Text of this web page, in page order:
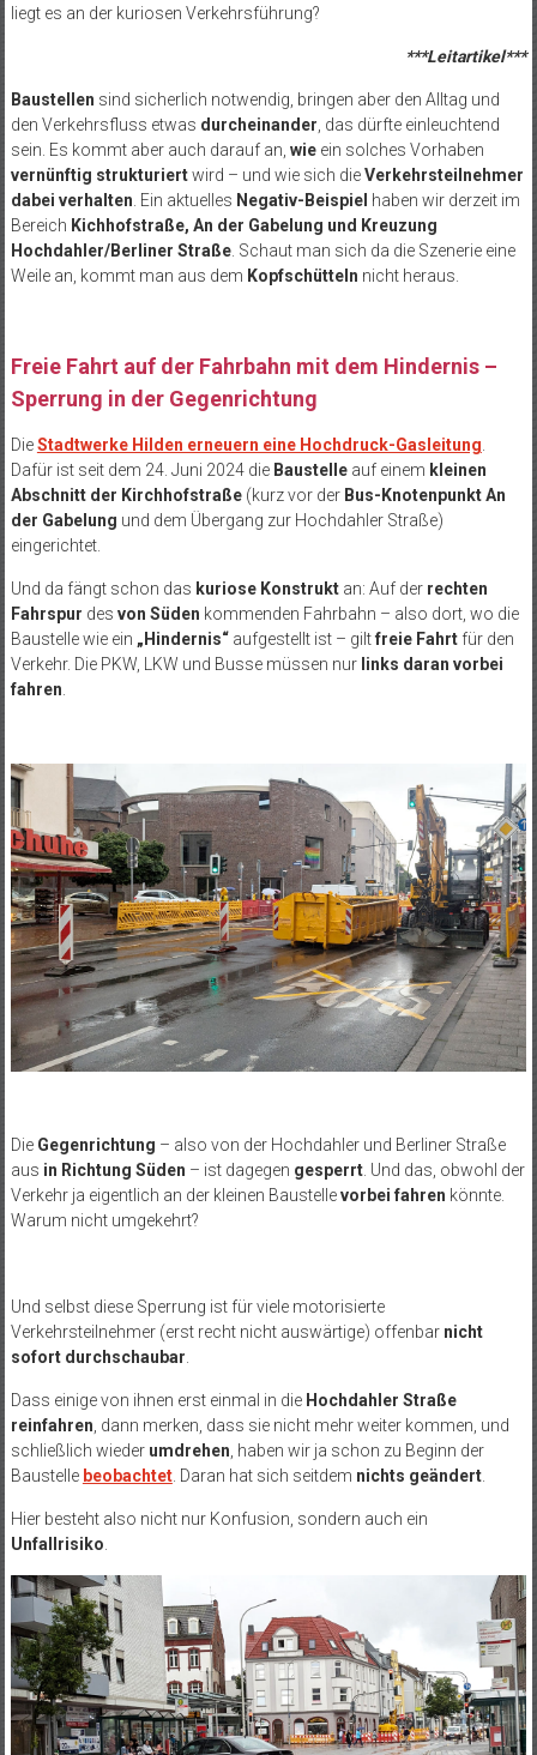
liegt es an der kuriosen Verkehrsführung?
***Leitartikel***
Baustellen sind sicherlich notwendig, bringen aber den Alltag und
den Verkehrsfluss etwas durcheinander, das dürfte einleuchtend
sein. Es kommt aber auch darauf an, wieein solches Vorhaben
vernünftig strukturiertwird – und wie sich dieVerkehrsteilnehmer
dabei verhalten. Ein aktuelles Negativ-Beispiel haben wir derzeit im
Bereich Kichhofstraße, An der Gabelung und Kreuzung
Hochdahler/Berliner Straße. Schaut man sich da die Szenerie eine
Weile an, kommt man aus dem Kopfschütteln nicht heraus.
Freie Fahrt auf der Fahrbahn mit dem Hindernis –
Sperrung in der Gegenrichtung
DieStadtwerke Hilden erneuern eine Hochdruck-Gasleitung.
Dafür ist seit dem 24. Juni 2024 die Baustelleauf einem kleinen
Abschnitt der Kirchhofstraße(kurz vor der Bus-Knotenpunkt An
der Gabelung und dem Übergang zur Hochdahler Straße)
eingerichtet.
Und da fängt schon das kuriose Konstruktan: Auf der rechten
Fahrspur des von Süden kommenden Fahrbahn – also dort, wo die
Baustelle wie ein „Hindernis“aufgestellt ist – giltfreie Fahrtfür den
Verkehr. Die PKW, LKW und Busse müssen nur links daran vorbei
fahren.
Die Gegenrichtung – also von der Hochdahler und Berliner Straße
aus in Richtung Süden – ist dagegen gesperrt. Und das, obwohl der
Verkehr ja eigentlich an der kleinen Baustellevorbei fahren könnte.
Warum nicht umgekehrt?
Und selbst diese Sperrung ist für viele motorisierte
Verkehrsteilnehmer (erst recht nicht auswärtige) offenbar nicht
sofort durchschaubar.
Dass einige von ihnen erst einmal in die Hochdahler Straße
reinfahren, dann merken, dass sie nicht mehr weiter kommen, und
schließlich wieder umdrehen, haben wir ja schon zu Beginn der
Baustelle beobachtet. Daran hat sich seitdem nichts geändert.
Hier besteht also nicht nur Konfusion, sondern auch ein
Unfallrisiko.